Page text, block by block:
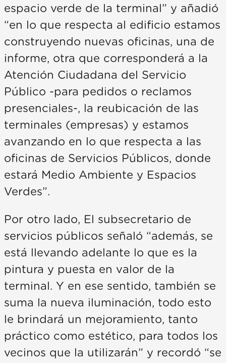
espacio verde de la terminal” y añadió
“en lo que respecta al edificio estamos
construyendo nuevas oficinas, una de
informe, otra que corresponderá a la
Atención Ciudadana del Servicio
Público -para pedidos o reclamos
presenciales-, la reubicación de las
terminales (empresas) y estamos
avanzando en lo que respecta a las
oficinas de Servicios Públicos, donde
estará Medio Ambiente y Espacios
Verdes”.
Por otro lado, El subsecretario de
servicios públicos señaló “además, se
está llevando adelante lo que es la
pintura y puesta en valor de la
terminal. Y en ese sentido, también se
suma la nueva iluminación, todo esto
le brindará un mejoramiento, tanto
práctico como estético, para todos los
vecinos que la utilizarán” y recordó “se